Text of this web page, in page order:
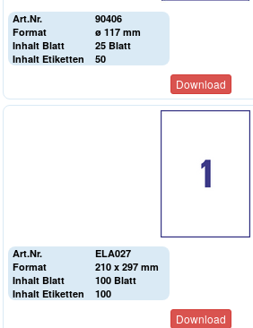
Art.Nr.
90406
Format
ø 117 mm
Inhalt Blatt
25 Blatt
Inhalt Etiketten
50
Download
Art.Nr.
ELA027
Format
210 x 297 mm
Inhalt Blatt
100 Blatt
Inhalt Etiketten
100
Download